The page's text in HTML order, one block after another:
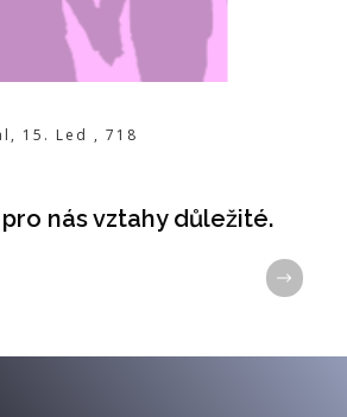
, 15. Led ,718
nás vztahy důležité.